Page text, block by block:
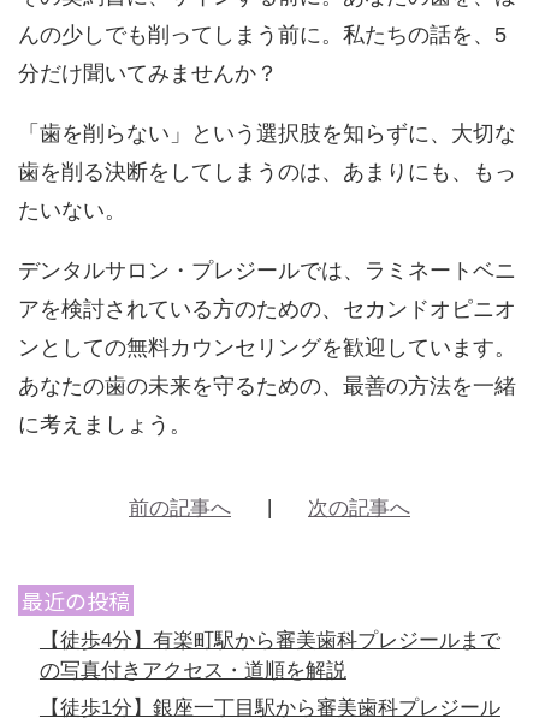
んの少しでも削ってしまう前に。私たちの話を、5
分だけ聞いてみませんか？
「歯を削らない」という選択肢を知らずに、大切な
歯を削る決断をしてしまうのは、あまりにも、もっ
たいない。
デンタルサロン・プレジールでは、ラミネートベニ
アを検討されている方のための、セカンドオピニオ
ンとしての無料カウンセリングを歓迎しています。
あなたの歯の未来を守るための、最善の方法を一緒
に考えましょう。
前の記事へ 次の記事へ
最近の投稿
【徒歩4分】有楽町駅から審美歯科プレジールまで
の写真付きアクセス・道順を解説
【徒歩1分】銀座一丁目駅から審美歯科プレジール